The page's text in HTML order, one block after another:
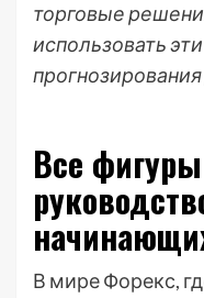
торговые
использовать
Все
В мире Форекс,